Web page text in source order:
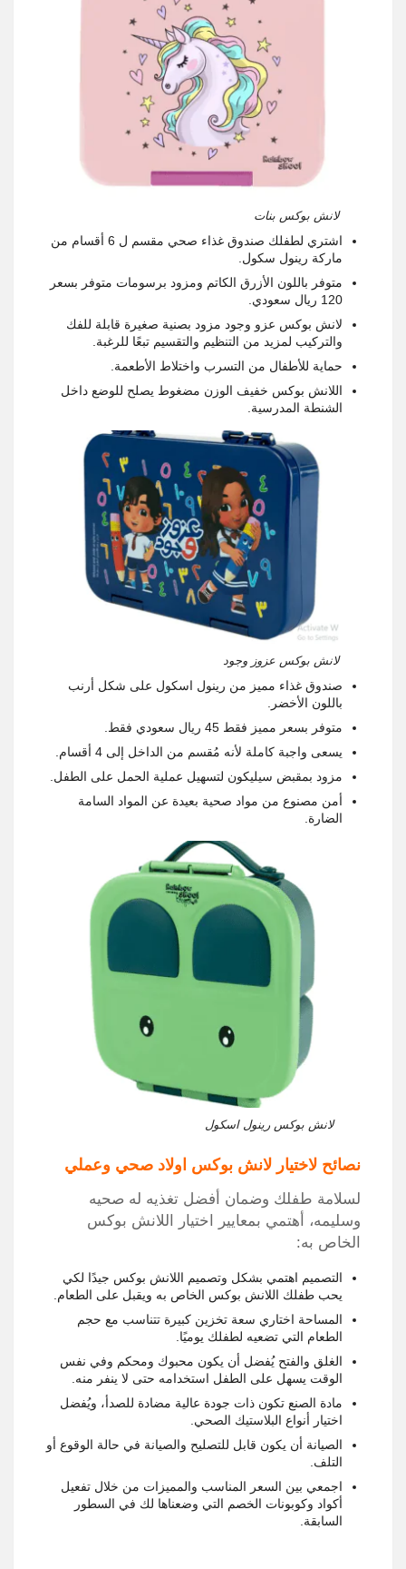
لانش بوكس بنات
اشتري لطفلك صندوق غذاء صحي مقسم ل 6 أقسام من
ماركة رينول سكول.
متوفر باللون الأزرق الكاتم ومزود برسومات متوفر بسعر
120 ريال سعودي.
لانش بوكس عزو وجود مزود بصنية صغيرة قابلة للفك
والتركيب لمزيد من التنظيم والتقسيم تبعًا للرغبة.
حماية للأطفال من التسرب واختلاط الأطعمة.
اللانش بوكس خفيف الوزن مضغوط يصلح للوضع داخل
الشنطة المدرسية.
لانش بوكس عزوز وجود
صندوق غذاء مميز من رينول اسكول على شكل أرنب
باللون الأخضر.
متوفر بسعر مميز فقط 45 ريال سعودي فقط.
يسعى واجبة كاملة لأنه مُقسم من الداخل إلى 4 أقسام.
مزود بمقبض سيليكون لتسهيل عملية الحمل على الطفل.
أمن مصنوع من مواد صحية بعيدة عن المواد السامة
الضارة.
لانش بوكس رينول اسكول
نصائح لاختيار لانش بوكس اولاد صحي وعملي
لسلامة طفلك وضمان أفضل تغذيه له صحيه
وسليمه، أهتمي بمعايير اختيار اللانش بوكس
الخاص به:
التصميم اهتمي بشكل وتصميم اللانش بوكس جيدًا لكي
يحب طفلك اللانش بوكس الخاص به ويقبل على الطعام.
المساحة اختاري سعة تخزين كبيرة تتناسب مع حجم
الطعام التي تضعيه لطفلك يوميًا.
الغلق والفتح يُفضل أن يكون محبوك ومحكم وفي نفس
الوقت يسهل على الطفل استخدامه حتى لا ينفر منه.
مادة الصنع تكون ذات جودة عالية مضادة للصدأ، ويُفضل
اختيار أنواع البلاستيك الصحي.
الصيانة أن يكون قابل للتصليح والصيانة في حالة الوقوع أو
التلف.
اجمعي بين السعر المناسب والمميزات من خلال تفعيل
أكواد وكوبونات الخصم التي وضعناها لك في السطور
السابقة.